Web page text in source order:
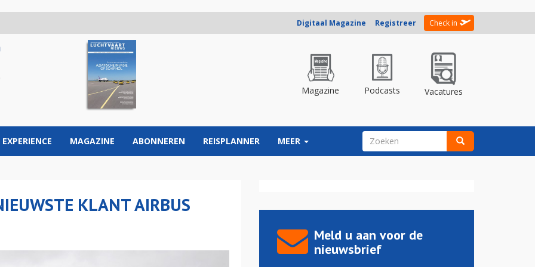
Digitaal Magazine Registreer Check in
Magazine Podcasts Vacatures
EXPERIENCE MAGAZINE ABONNEREN REISPLANNER MEER ZOEKVELD
KLANT AIRBUS
Meld u aan voor de
nieuwsbrief